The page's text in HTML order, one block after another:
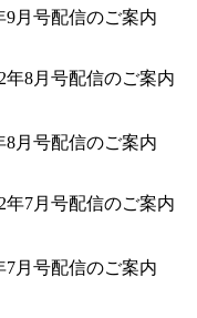
9月号配信のご案内
8月号配信のご案内
7月号配信のご案内